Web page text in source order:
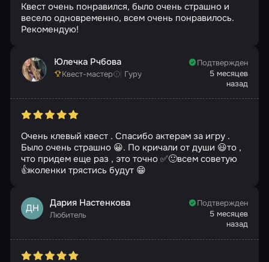
Квест очень понравился, было очень страшно и
весело одновременно, всем очень понравилось.
Рекомендую!
Юлечка Рчбова
Квест-мастер Гуру
Подтвержден
5 месяцев
назад
Очень клевый квест . Спасибо актерам за игру .
Было очень страшно 😀. По кричали от души 😃то ,
что придем еще раз , это точно ✅🙂всем советую
👍коленки трястись будут 😁
ДН Дария Настенкова
Любитель
Подтвержден
5 месяцев
назад